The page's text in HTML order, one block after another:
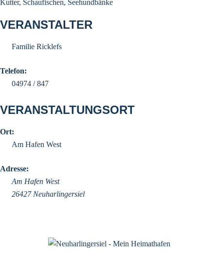
Kutter, Schaufischen, Seehundbänke
VERANSTALTER
Familie Ricklefs
Telefon:
04974 / 847
VERANSTALTUNGSORT
Ort:
Am Hafen West
Adresse:
Am Hafen West
26427 Neuharlingersiel